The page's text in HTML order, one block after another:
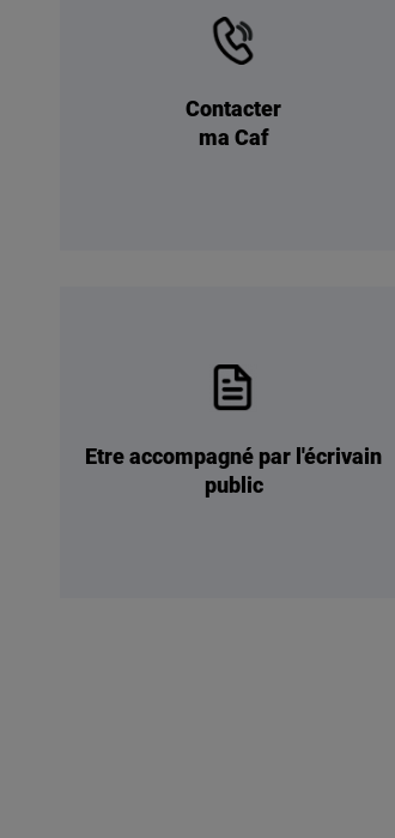
Contacter
ma Caf
Etre accompagné par l'écrivain
public